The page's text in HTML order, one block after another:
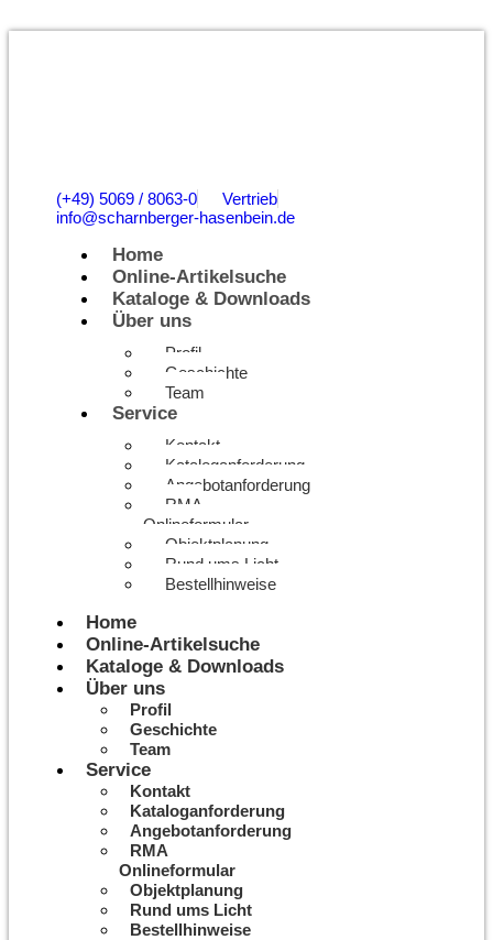
(+49) 5069 / 8063-0
Vertrieb
info@scharnberger-hasenbein.de
Home
Online-Artikelsuche
Kataloge & Downloads
Über uns
Profil
Geschichte
Team
Service
Kontakt
Kataloganforderung
Angebotanforderung
RMA
Onlineformular
Objektplanung
Rund ums Licht
Bestellhinweise
Home
Online-Artikelsuche
Kataloge & Downloads
Über uns
Profil
Geschichte
Team
Service
Kontakt
Kataloganforderung
Angebotanforderung
RMA
Onlineformular
Objektplanung
Rund ums Licht
Bestellhinweise